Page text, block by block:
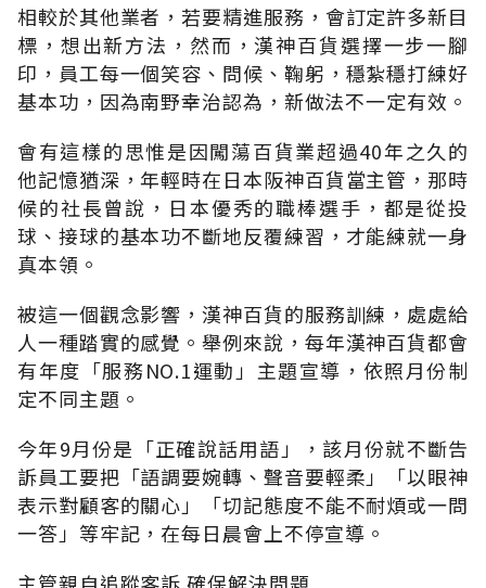
相較於其他業者，若要精進服務，會訂定許多新目
標，想出新方法，然而，漢神百貨選擇一步一腳
印，員工每一個笑容、問候、鞠躬，穩紮穩打練好
基本功，因為南野幸治認為，新做法不一定有效。
會有這樣的思惟是因闖蕩百貨業超過40年之久的
他記憶猶深，年輕時在日本阪神百貨當主管，那時
候的社長曾說，日本優秀的職棒選手，都是從投
球、接球的基本功不斷地反覆練習，才能練就一身
真本領。
被這一個觀念影響，漢神百貨的服務訓練，處處給
人一種踏實的感覺。舉例來說，每年漢神百貨都會
有年度「服務NO.1運動」主題宣導，依照月份制
定不同主題。
今年9月份是「正確說話用語」，該月份就不斷告
訴員工要把「語調要婉轉、聲音要輕柔」「以眼神
表示對顧客的關心」「切記態度不能不耐煩或一問
一答」等牢記，在每日晨會上不停宣導。
主管親自追蹤客訴 確保解決問題